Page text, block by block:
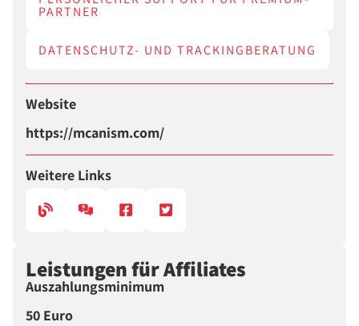
PARTNER
DATENSCHUTZ- UND TRACKINGBERATUNG
Website
https://mcanism.com/
Weitere Links
Leistungen für Affiliates
Auszahlungsminimum
50 Euro